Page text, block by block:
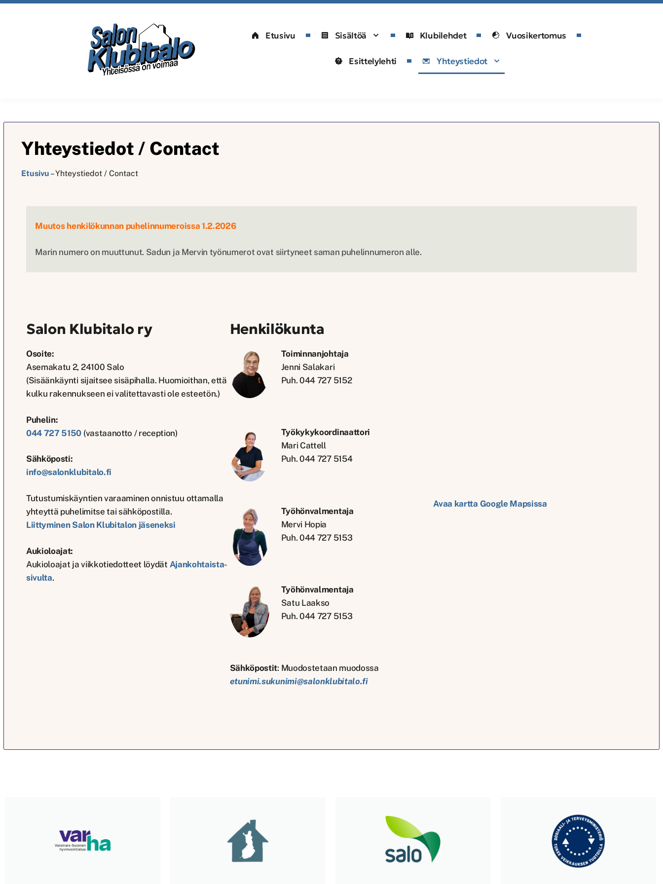
Etusivu Sisältöä Klubilehdet Vuosikertomus
Esittelylehti Yhteystiedot
Yhteystiedot / Contact
Etusivu –Yhteystiedot / Contact
Muutos henkilökunnan puhelinnumeroissa 1.2.2026
Marin numero on muuttunut. Sadun ja Mervin työnumerot ovat siirtyneet saman puhelinnumeron alle.
Salon Klubitalo ry
Osoite:
Asemakatu 2, 24100 Salo
(Sisäänkäynti sijaitsee sisäpihalla. Huomioithan, että
kulku rakennukseen ei valitettavasti ole esteetön.)
Puhelin:
044 727 5150 (vastaanotto / reception)
Sähköposti:
info@salonklubitalo.fi
Tutustumiskäyntien varaaminen onnistuu ottamalla
yhteyttä puhelimitse tai sähköpostilla.
Liittyminen Salon Klubitalon jäseneksi
Aukioloajat:
Aukioloajat ja viikkotiedotteet löydät Ajankohtaista-
sivulta.
Henkilökunta
Toiminnanjohtaja
Jenni Salakari
Puh. 044 727 5152
Työkykykoordinaattori
Mari Cattell
Puh. 044 727 5154
Työhönvalmentaja
Mervi Hopia
Puh. 044 727 5153
Työhönvalmentaja
Satu Laakso
Puh. 044 727 5153
Sähköpostit: Muodostetaan muodossa
etunimi.sukunimi@salonklubitalo.fi
Avaa kartta Google Mapsissa